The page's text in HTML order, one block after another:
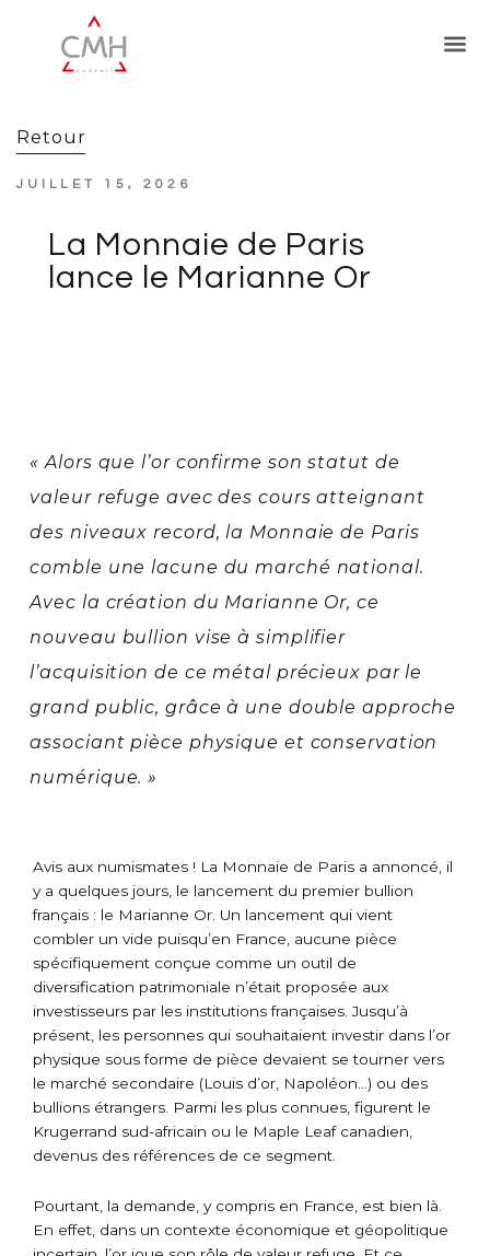
Retour
JUILLET 15, 2026
La Monnaie de Paris
lance le Marianne Or
« Alors que l’or confirme son statut de
valeur refuge avec des cours atteignant
des niveaux record, la Monnaie de Paris
comble une lacune du marché national.
Avec la création du Marianne Or, ce
nouveau bullion vise à simplifier
l’acquisition de ce métal précieux par le
grand public, grâce à une double approche
associant pièce physique et conservation
numérique. »
Avis aux numismates ! La Monnaie de Paris a annoncé, il
y a quelques jours, le lancement du premier bullion
français : le Marianne Or. Un lancement qui vient
combler un vide puisqu’en France, aucune pièce
spécifiquement conçue comme un outil de
diversification patrimoniale n’était proposée aux
investisseurs par les institutions françaises. Jusqu’à
présent, les personnes qui souhaitaient investir dans l’or
physique sous forme de pièce devaient se tourner vers
le marché secondaire (Louis d’or, Napoléon…) ou des
bullions étrangers. Parmi les plus connues, figurent le
Krugerrand sud-africain ou le Maple Leaf canadien,
devenus des références de ce segment.
Pourtant, la demande, y compris en France, est bien là.
En effet, dans un contexte économique et géopolitique